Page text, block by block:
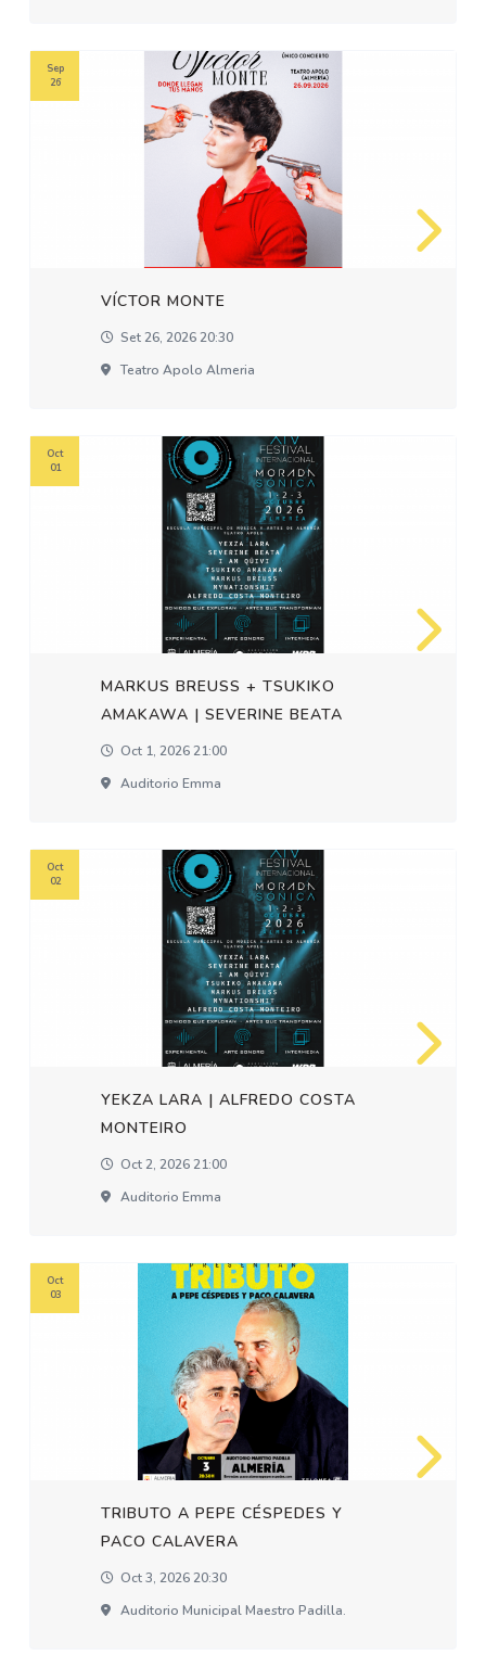
VÍCTOR MONTE
Set 26, 2026 20:30
Teatro Apolo Almeria
Sep
26
MARKUS BREUSS + TSUKIKO
AMAKAWA | SEVERINE BEATA
Oct 1, 2026 21:00
Auditorio Emma
Oct
01
YEKZA LARA | ALFREDO COSTA
MONTEIRO
Oct 2, 2026 21:00
Auditorio Emma
Oct
02
TRIBUTO A PEPE CÉSPEDES Y
PACO CALAVERA
Oct 3, 2026 20:30
Auditorio Municipal Maestro Padilla.
Oct
03